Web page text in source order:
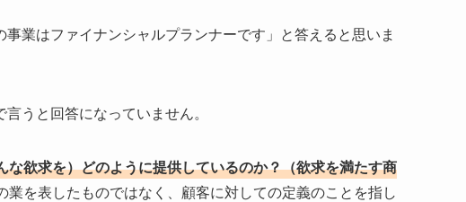
業はファイナンシャルプランナーです」と答えると思いま
うと回答になっていません。
欲求を）どのように提供しているのか？（欲求を満たす商
業を表したものではなく、顧客に対しての定義のことを指し